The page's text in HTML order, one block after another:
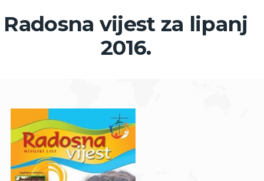
Radosna vijest za lipanj
2016.